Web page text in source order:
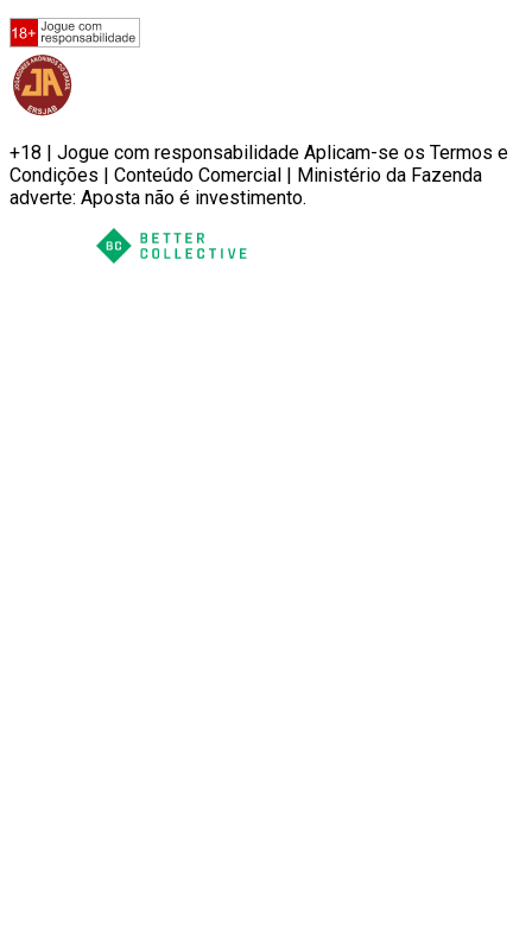
+18 | Jogue com responsabilidade Aplicam-se os Termos e
Condições | Conteúdo Comercial | Ministério da Fazenda
adverte: Aposta não é investimento.